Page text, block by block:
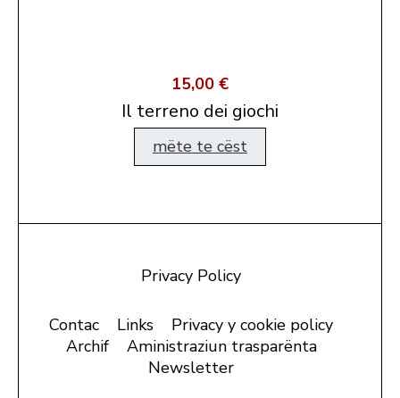
15,00 €
Il terreno dei giochi
mëte te cëst
Privacy Policy
Contac Links
Privacy y cookie policy
Archif
Aministraziun trasparënta
Newsletter